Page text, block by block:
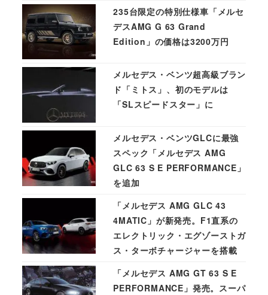
235台限定の特別仕様車「メルセ
デスAMG G 63 Grand
Edition」の価格は3200万円
メルセデス・ベンツ超高級ブラン
ド「ミトス」、初のモデルは
「SLスピードスター」に
メルセデス・ベンツGLCに最強
スペック「メルセデス AMG
GLC 63 S E PERFORMANCE」
を追加
「メルセデス AMG GLC 43
4MATIC」が新発売。F1直系の
エレクトリック・エグゾーストガ
ス・ターボチャージャーを搭載
「メルセデス AMG GT 63 S E
PERFORMANCE」発売。スーパ